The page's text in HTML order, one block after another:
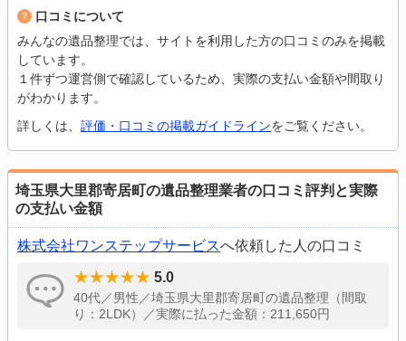
口コミについて
みんなの遺品整理では、サイトを利用した方の口コミのみを掲載
しています。
１件ずつ運営側で確認しているため、実際の支払い金額や間取り
がわかります。
詳しくは、 評価・口コミの掲載ガイドラインをご覧ください。
埼玉県大里郡寄居町の遺品整理業者の口コミ評判と実際
の支払い金額
株式会社ワンステップサービスへ依頼した人の口コミ
5.0
40代／男性／埼玉県大里郡寄居町の遺品整理（間取
り：2LDK）／実際に払った金額：211,650円